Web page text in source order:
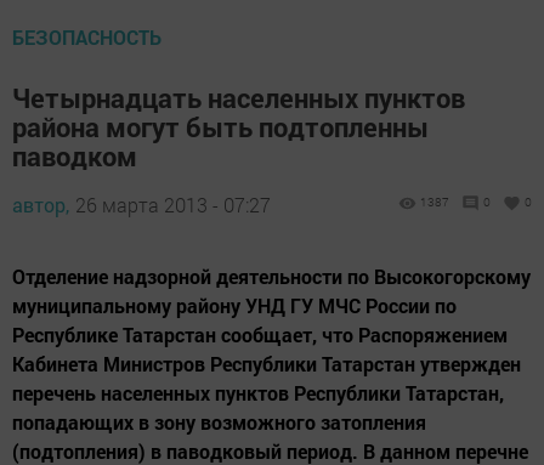
БЕЗОПАСНОСТЬ
Четырнадцать населенных пунктов
района могут быть подтопленны
паводком
автор, 26 марта 2013 - 07:27 1387 0 0
Отделение надзорной деятельности по Высокогорскому
муниципальному району УНД ГУ МЧС России по
Республике Татарстан сообщает, что Распоряжением
Кабинета Министров Республики Татарстан утвержден
перечень населенных пунктов Республики Татарстан,
попадающих в зону возможного затопления
(подтопления) в паводковый период. В данном перечне